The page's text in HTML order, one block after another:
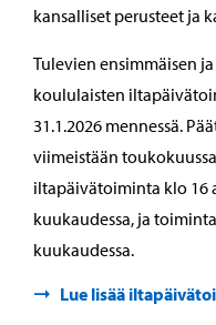
kansalliset perusteet ja
Tulevien ensimmäisen
koululaisten
31.1.2026 mennessä.
viimeistään
iltapäivätoiminta klo 16
kuukaudessa, ja
kuukaudessa.
Lue lisää